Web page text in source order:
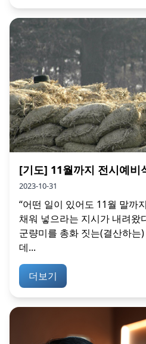
[기도] 11월까지 전시예비
2023-10-31
“어떤 일이 있어도 11월 말까
채워 넣으라는 지시가 내려왔
군량미를 총화 짓는(결산하는
데...
더보기